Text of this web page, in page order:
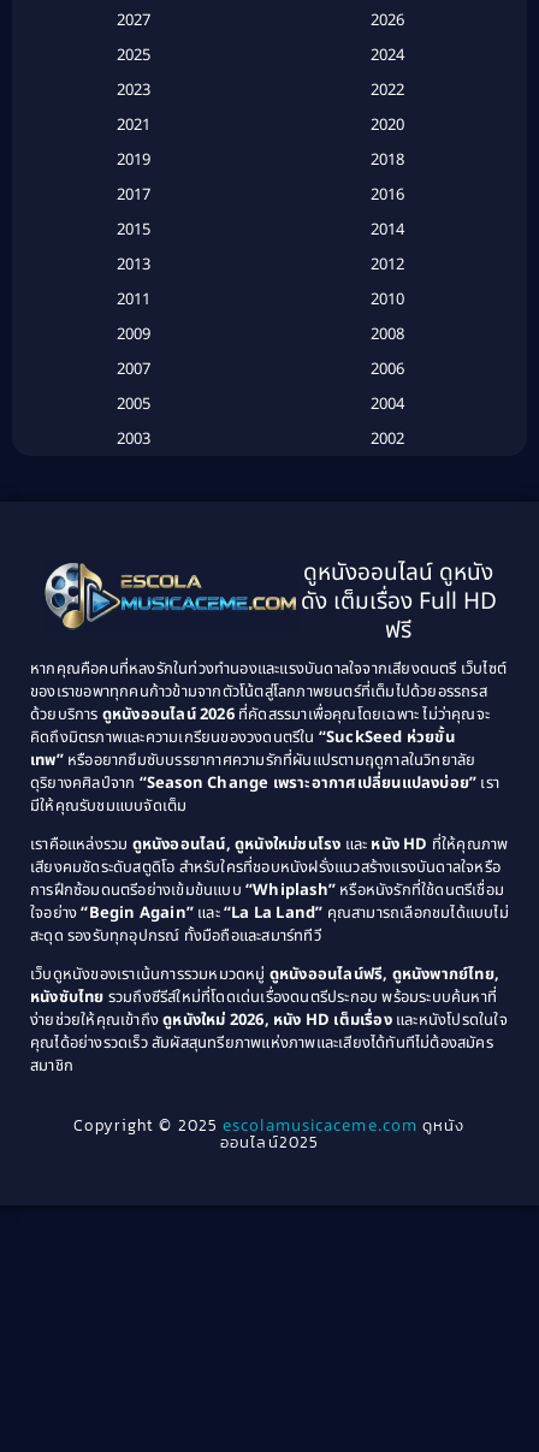
Based on a True Story สร้างจากเรื่องจริง(2)
Based on a True Story เรื่องจริง (16)
Based on a True Story เรื่องจริง (20)
Classic หนังคลาสสิก(25)
Classic หนังคลาสสิก(134)
Classic หนังคลาสสิก(21)
Comedy ตลก(515)
Comedy ตลก(46)
Coming of Age ก้าวพ้นวัย(1)
Coming-of-Age(3)
Community(1)
Crime อาชญากรรม(289)
Cult Film(4)
2027
2026
2025
2024
2023
2022
2021
2020
2019
2018
2017
2016
2015
2014
2013
2012
2011
2010
2009
2008
2007
2006
2005
2004
2003
2002
1995
1994
1993
1992
1989
1988
1987
1986
1985
1984
1983
1982
1979
1978
1976
1975
1974
1971
1970
1969
1968
1964
1963
1940
ดูหนังออนไลน์ ดูหนัง
ดัง เต็มเรื่อง Full HD
ฟรี
หากคุณคือคนที่หลงรักในท่วงทำนองและแรงบันดาลใจจากเสียงดนตรี เว็บไซต์
ของเราขอพาทุกคนก้าวข้ามจากตัวโน้ตสู่โลกภาพยนตร์ที่เต็มไปด้วยอรรถรส
ด้วยบริการ ดูหนังออนไลน์ 2026ที่คัดสรรมาเพื่อคุณโดยเฉพาะ ไม่ว่าคุณจะ
คิดถึงมิตรภาพและความเกรียนของวงดนตรีใน “SuckSeed ห่วยขั้น
เทพ”หรืออยากซึมซับบรรยากาศความรักที่ผันแปรตามฤดูกาลในวิทยาลัย
ดุริยางคศิลป์จาก “Season Change เพราะอากาศเปลี่ยนแปลงบ่อย” เรา
มีให้คุณรับชมแบบจัดเต็ม
เราคือแหล่งรวม ดูหนังออนไลน์, ดูหนังใหม่ชนโรง และ หนัง HD ที่ให้คุณภาพ
เสียงคมชัดระดับสตูดิโอ สำหรับใครที่ชอบหนังฝรั่งแนวสร้างแรงบันดาลใจหรือ
การฝึกซ้อมดนตรีอย่างเข้มข้นแบบ “Whiplash” หรือหนังรักที่ใช้ดนตรีเชื่อม
ใจอย่าง“Begin Again” และ“La La Land” คุณสามารถเลือกชมได้แบบไม่
สะดุด รองรับทุกอุปกรณ์ ทั้งมือถือและสมาร์ททีวี
เว็บดูหนังของเราเน้นการรวมหมวดหมู่ ดูหนังออนไลน์ฟรี, ดูหนังพากย์ไทย,
หนังซับไทย รวมถึงซีรีส์ใหม่ที่โดดเด่นเรื่องดนตรีประกอบ พร้อมระบบค้นหาที่
ง่ายช่วยให้คุณเข้าถึงดูหนังใหม่ 2026, หนัง HD เต็มเรื่องและหนังโปรดในใจ
คุณได้อย่างรวดเร็ว สัมผัสสุนทรียภาพแห่งภาพและเสียงได้ทันทีไม่ต้องสมัคร
สมาชิก
Copyright © 2025escolamusicaceme.com ดูหนัง
ออนไลน์2025